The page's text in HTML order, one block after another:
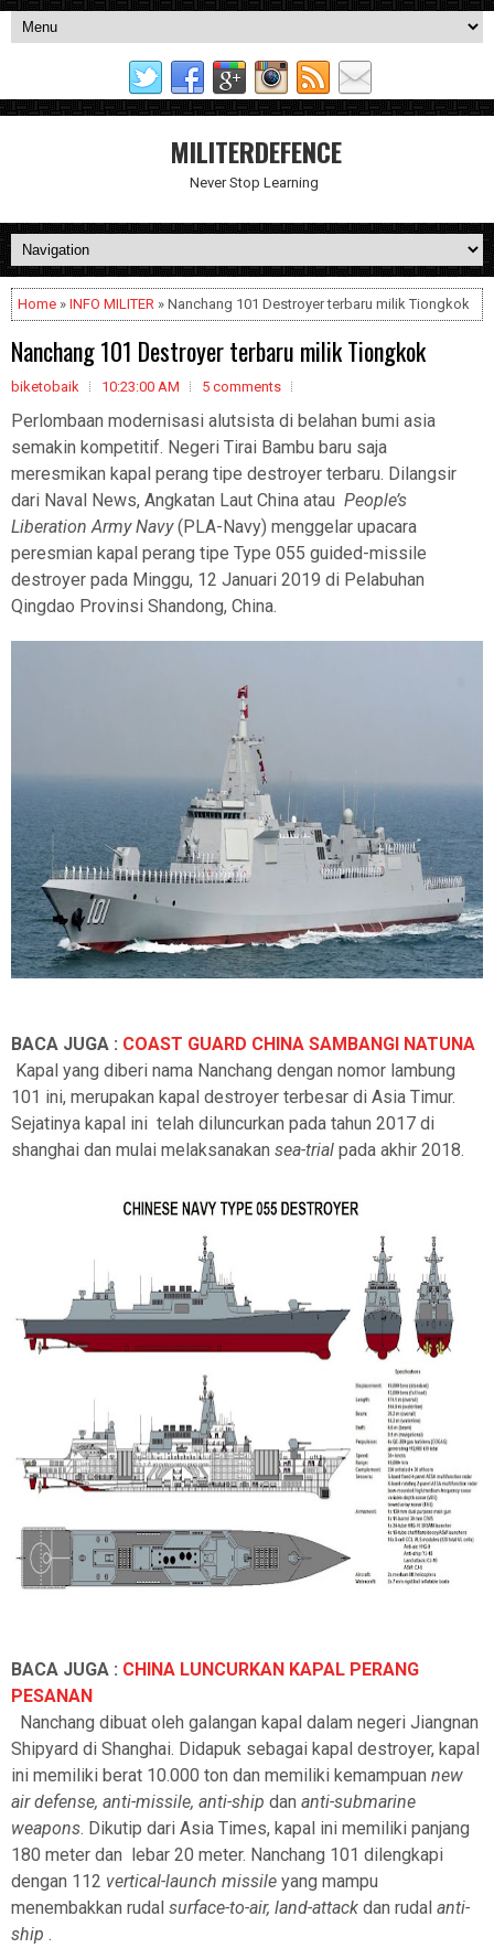
MILITERDEFENCE
Never Stop Learning
Home » INFO MILITER » Nanchang 101 Destroyer terbaru milik Tiongkok
Nanchang 101 Destroyer terbaru milik Tiongkok
biketobaik 10:23:00 AM 5 comments
Perlombaan modernisasi alutsista di belahan bumi asia
semakin kompetitif. Negeri Tirai Bambu baru saja
meresmikan kapal perang tipe destroyer terbaru. Dilangsir
dari Naval News, Angkatan Laut China atau People’s
Liberation Army Navy(PLA-Navy) menggelar upacara
peresmian kapal perang tipe Type 055 guided-missile
destroyer pada Minggu, 12 Januari 2019 di Pelabuhan
Qingdao Provinsi Shandong, China.
BACA JUGA : COAST GUARD CHINA SAMBANGI NATUNA
Kapal yang diberi nama Nanchang dengan nomor lambung
101 ini, merupakan kapal destroyer terbesar di Asia Timur.
Sejatinya kapal ini telah diluncurkan pada tahun 2017 di
shanghai dan mulai melaksanakan sea-trial pada akhir 2018.
BACA JUGA : CHINA LUNCURKAN KAPAL PERANG
PESANAN
Nanchang dibuat oleh galangan kapal dalam negeri Jiangnan
Shipyard di Shanghai. Didapuk sebagai kapal destroyer, kapal
ini memiliki berat 10.000 ton dan memiliki kemampuan new
air defense, anti-missile, anti-ship dan anti-submarine
weapons. Dikutip dari Asia Times, kapal ini memiliki panjang
180 meter dan lebar 20 meter. Nanchang 101 dilengkapi
dengan 112 vertical-launch missile yang mampu
menembakkan rudal surface-to-air, land-attack dan rudal anti-
ship .